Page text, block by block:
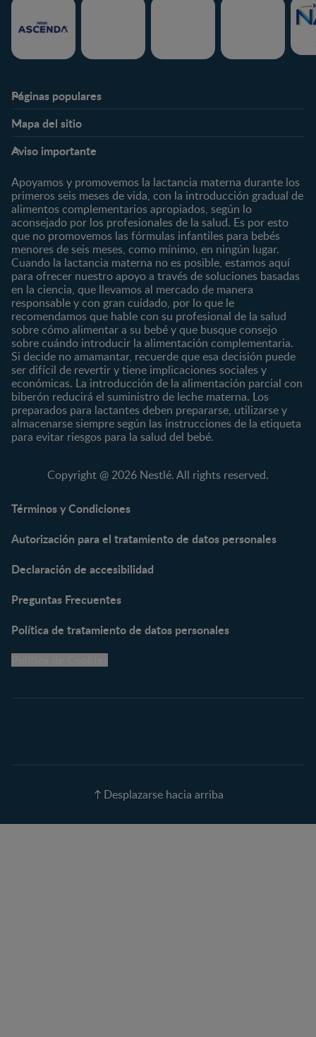
Páginas populares
Expertos en Nutrición
Preguntas Frecuentes
¿Quiénes somos?
Marcas y productos
Nuestros Productos
Nuestras Marcas
Mapa del sitio
Preconcepción
Embarazo
Posparto
0 a 4 meses
4 a 6 meses
6 a 8 meses
8 a 12 meses
12 a 24 meses
Desde 2 años
Preescolar
Escolar
Nutrición
Salud
Maternidad
Paternidad
Vida en familia
Marcas
CERELAC®
GERBER®
KLIM®
NAN® 3
NAN® Optipro® 3
NAN® Supreme 3
NESTUM®
NESCARE®
Productos
Cereales Infantiles
Compotas y galletas
Fórmulas Infantiles
Herramientas
Calculadora de color de
Aviso importante
Apoyamos y promovemos la lactancia materna durante los
primeros seis meses de vida, con la introducción gradual de
alimentos complementarios apropiados, según lo
aconsejado por los profesionales de la salud. Es por esto
que no promovemos las fórmulas infantiles para bebés
menores de seis meses, como mínimo, en ningún lugar.
Cuando la lactancia materna no es posible, estamos aquí
para ofrecer nuestro apoyo a través de soluciones basadas
en la ciencia, que llevamos al mercado de manera
responsable y con gran cuidado, por lo que le
recomendamos que hable con su profesional de la salud
sobre cómo alimentar a su bebé y que busque consejo
sobre cuándo introducir la alimentación complementaria.
Si decide no amamantar, recuerde que esa decisión puede
ser difícil de revertir y tiene implicaciones sociales y
económicas. La introducción de la alimentación parcial con
biberón reducirá el suministro de leche materna. Los
preparados para lactantes deben prepararse, utilizarse y
almacenarse siempre según las instrucciones de la etiqueta
para evitar riesgos para la salud del bebé.
Copyright @ 2026 Nestlé. All rights reserved.
Términos y Condiciones
Autorización para el tratamiento de datos personales
Declaración de accesibilidad
Preguntas Frecuentes
Política de tratamiento de datos personales
Desplazarse hacia arriba